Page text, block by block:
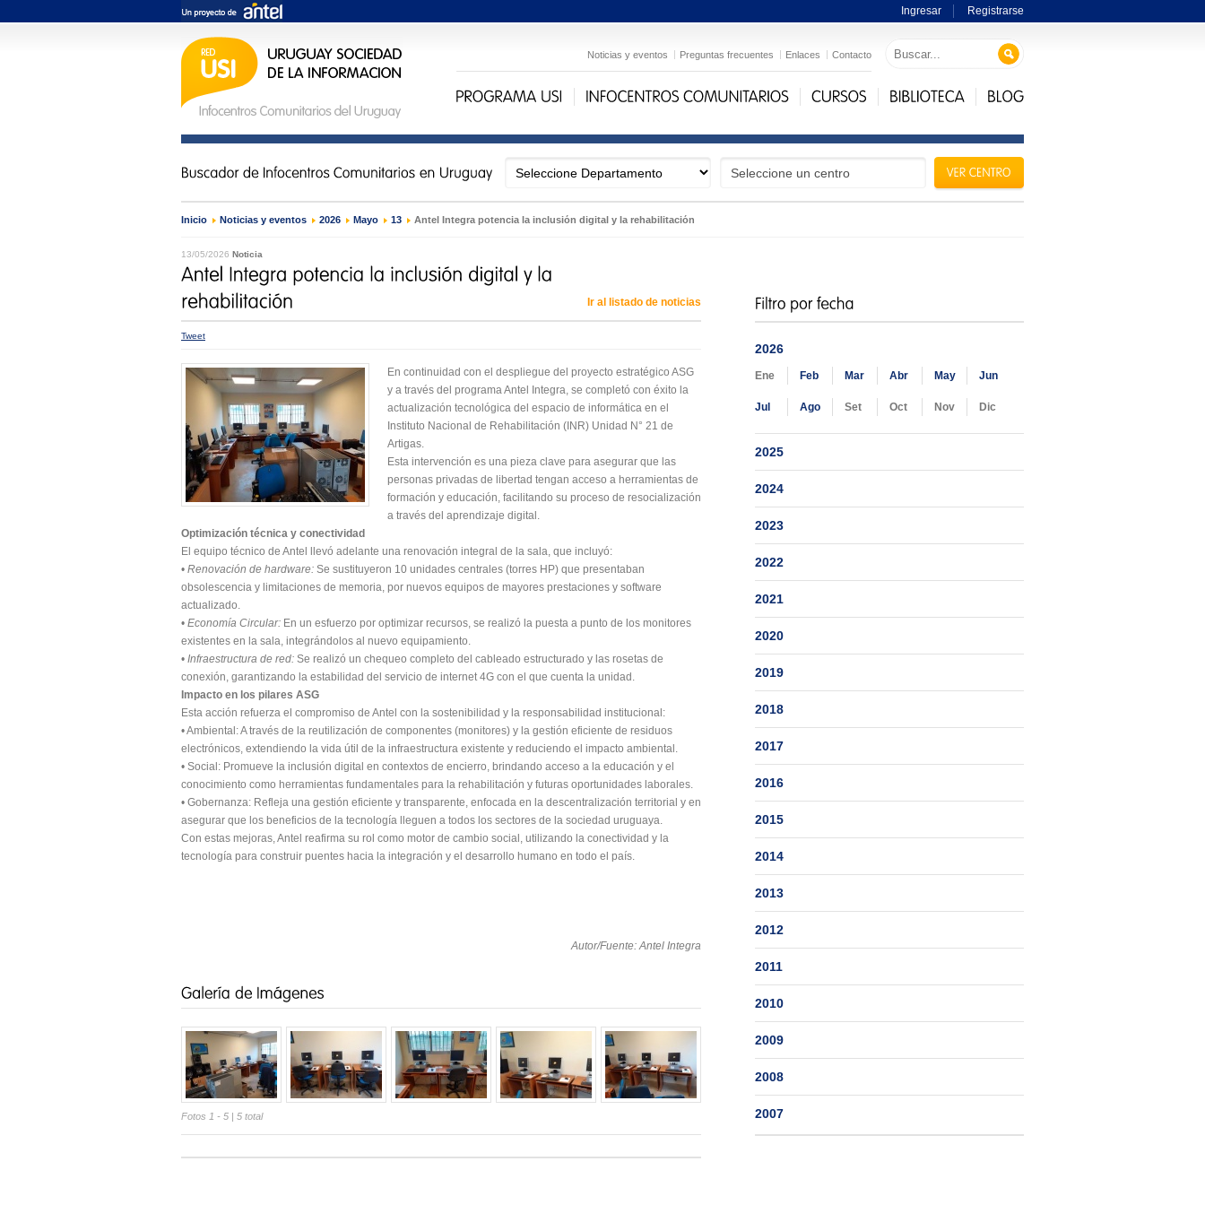
Ingresar Registrarse
Noticias y eventos Preguntas frecuentes Enlaces Contacto
Inicio › Noticias y eventos › 2026 › Mayo › 13 › Antel Integra potencia la inclusión digital y la rehabilitación
Ir al listado de noticias
13/05/2026 Noticia
Tweet
En continuidad con el despliegue del proyecto estratégico ASG
y a través del programa Antel Integra, se completó con éxito la
actualización tecnológica del espacio de informática en el
Instituto Nacional de Rehabilitación (INR) Unidad N° 21 de
Artigas.
Esta intervención es una pieza clave para asegurar que las
personas privadas de libertad tengan acceso a herramientas de
formación y educación, facilitando su proceso de resocialización
a través del aprendizaje digital.
Optimización técnica y conectividad
El equipo técnico de Antel llevó adelante una renovación integral de la sala, que incluyó:
• Renovación de hardware: Se sustituyeron 10 unidades centrales (torres HP) que presentaban
obsolescencia y limitaciones de memoria, por nuevos equipos de mayores prestaciones y software
actualizado.
• Economía Circular: En un esfuerzo por optimizar recursos, se realizó la puesta a punto de los monitores
existentes en la sala, integrándolos al nuevo equipamiento.
• Infraestructura de red: Se realizó un chequeo completo del cableado estructurado y las rosetas de
conexión, garantizando la estabilidad del servicio de internet 4G con el que cuenta la unidad.
Impacto en los pilares ASG
Esta acción refuerza el compromiso de Antel con la sostenibilidad y la responsabilidad institucional:
• Ambiental: A través de la reutilización de componentes (monitores) y la gestión eficiente de residuos
electrónicos, extendiendo la vida útil de la infraestructura existente y reduciendo el impacto ambiental.
• Social: Promueve la inclusión digital en contextos de encierro, brindando acceso a la educación y el
conocimiento como herramientas fundamentales para la rehabilitación y futuras oportunidades laborales.
• Gobernanza: Refleja una gestión eficiente y transparente, enfocada en la descentralización territorial y en
asegurar que los beneficios de la tecnología lleguen a todos los sectores de la sociedad uruguaya.
Con estas mejoras, Antel reafirma su rol como motor de cambio social, utilizando la conectividad y la
tecnología para construir puentes hacia la integración y el desarrollo humano en todo el país.
Autor/Fuente: Antel Integra
Fotos 1 - 5 | 5 total
2026
Ene Feb Mar Abr May Jun
Jul Ago Set Oct Nov Dic
2025
2024
2023
2022
2021
2020
2019
2018
2017
2016
2015
2014
2013
2012
2011
2010
2009
2008
2007